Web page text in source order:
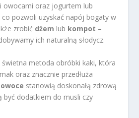
owocami oraz jogurtem lub
pozwoli uzyskać napój bogaty w
zrobić dżem lub kompot –
ich naturalną słodycz.
świetna metoda obróbki kaki, która
oraz znacznie przedłuża
stanowią doskonałą zdrową
być dodatkiem do musli czy